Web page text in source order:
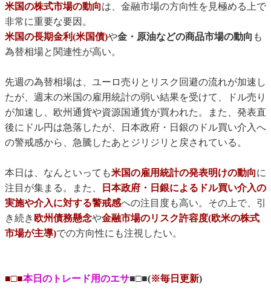
米国の株式市場の動向は、金融市場の方向性を見極める上で
非常に重要な要因。
米国の長期金利(米国債)や金・原油などの商品市場の動向 も
為替相場と関連性が高い。
先週の為替相場は、ユーロ売りとリスク回避の流れが加速し
たが、週末の米国の雇用統計の弱い結果を受けて、ドル売り
が加速し、欧州通貨や資源国通貨が買われた。また、発表直
後にドル円は急落したが、日本政府・日銀のドル買い介入へ
の警戒感から、急騰したあとジリジリと戻されている。
本日は、なんといっても米国の雇用統計の発表明けの動向に
注目が集まる。また、
日本政府・日銀によるドル買い介入の
実施や介入に対する警戒感への注目度も高い。その上で、引
き続き 欧州債務懸念や金融市場のリスク許容度(欧米の株式
市場が主導)での方向性にも注視したい。
■□■本日のトレード用のエサ■□■(※毎日更新)